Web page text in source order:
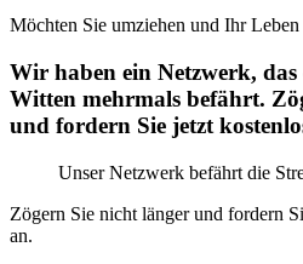
Möchten Sie umziehen und Ihr Leben
Wir haben ein Netzwerk, das
Witten mehrmals befährt.
und fordern Sie jetzt
Unser Netzwerk befährt die
Zögern Sie nicht länger und fordern
an.